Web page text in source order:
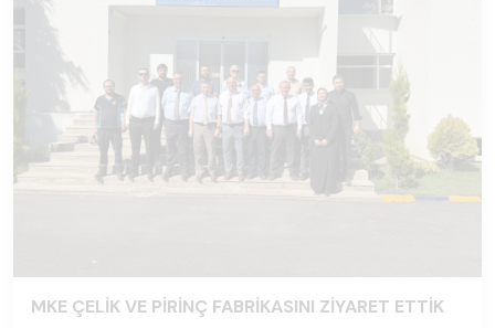
MKE ÇELİK VE PİRİNÇ FABRİKASINI ZİYARET ETTİK